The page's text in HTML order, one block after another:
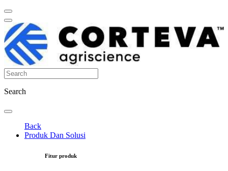
Search
Back
Produk Dan Solusi
Fitur produk